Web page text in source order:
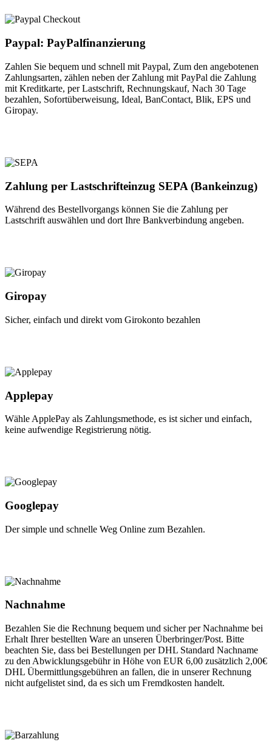
Paypal: PayPalfinanzierung
Zahlen Sie bequem und schnell mit Paypal, Zum den angebotenen
Zahlungsarten, zählen neben der Zahlung mit PayPal die Zahlung
mit Kreditkarte, per Lastschrift, Rechnungskauf, Nach 30 Tage
bezahlen, Sofortüberweisung, Ideal, BanContact, Blik, EPS und
Giropay.
Zahlung per Lastschrifteinzug SEPA (Bankeinzug)
Während des Bestellvorgangs können Sie die Zahlung per
Lastschrift auswählen und dort Ihre Bankverbindung angeben.
Giropay
Sicher, einfach und direkt vom Girokonto bezahlen
Applepay
Wähle ApplePay als Zahlungsmethode, es ist sicher und einfach,
keine aufwendige Registrierung nötig.
Googlepay
Der simple und schnelle Weg Online zum Bezahlen.
Nachnahme
Bezahlen Sie die Rechnung bequem und sicher per Nachnahme bei
Erhalt Ihrer bestellten Ware an unseren Überbringer/Post. Bitte
beachten Sie, dass bei Bestellungen per DHL Standard Nachname
zu den Abwicklungsgebühr in Höhe von EUR 6,00 zusätzlich 2,00€
DHL Übermittlungsgebühren an fallen, die in unserer Rechnung
nicht aufgelistet sind, da es sich um Fremdkosten handelt.